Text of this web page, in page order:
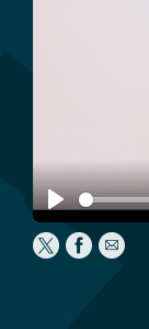
Play